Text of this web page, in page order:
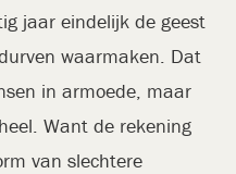
jaar eindelijk de geest
waarmaken. Dat
in armoede, maar
Want de rekening
van slechtere